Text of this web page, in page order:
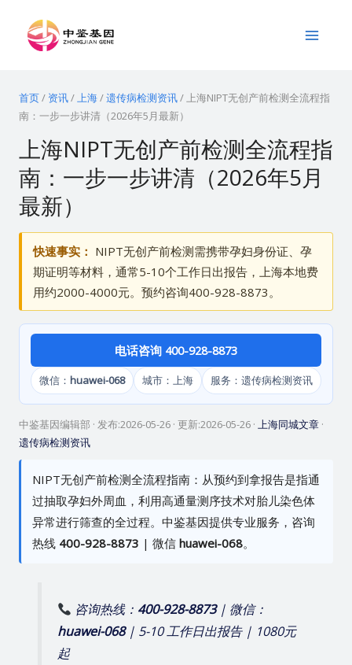
Menu
首页/ 资讯/上海/遗传病检测资讯/ 上海NIPT无创产前检测全流程指
南：一步一步讲清（2026年5月最新）
上海NIPT无创产前检测全流程指
南：一步一步讲清（2026年5月
最新）
快速事实： NIPT无创产前检测需携带孕妇身份证、孕
期证明等材料，通常5-10个工作日出报告，上海本地费
用约2000-4000元。预约咨询400-928-8873。
电话咨询 400-928-8873
微信： huawei-068 城市：上海 服务：遗传病检测资讯
中鉴基因编辑部 · 发布:2026-05-26· 更新:2026-05-26· 上海同城文章·
遗传病检测资讯
NIPT无创产前检测全流程指南：从预约到拿报告是指通
过抽取孕妇外周血，利用高通量测序技术对胎儿染色体
异常进行筛查的全过程。中鉴基因提供专业服务，咨询
热线 400-928-8873 | 微信 huawei-068。
咨询热线： 400-928-8873| 微信：
huawei-068| 5-10 工作日出报告 | 1080元
起